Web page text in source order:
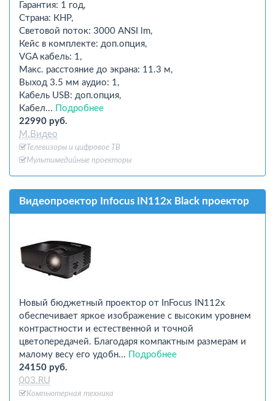
Гарантия: 1 год,
Страна: КНР,
Световой поток: 3000 ANSI lm,
Кейс в комплекте: доп.опция,
VGA кабель: 1,
Макс. расстояние до экрана: 11.3 м,
Выход 3.5 мм аудио: 1,
Кабель USB: доп.опция,
Кабел...
Подробнее
22990 руб.
М.Видео
Телевизоры и цифровое ТВ
Мультимедийные проекторы
Видеопроектор Infocus IN112x Black проектор
Новый бюджетный проектор от InFocus IN112x
обеспечивает яркое изображение с высоким уровнем
контрастности и естественной и точной
цветопередачей. Благодаря компактным размерам и
малому весу его удобн...
Подробнее
24150 руб.
003.RU
Компьютерная техника